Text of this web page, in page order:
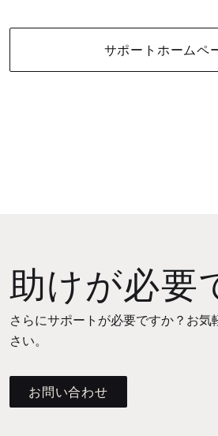
サポートホームペ
助けが必要
さらにサポートが必要ですか？お気
さい。
お問い合わせ